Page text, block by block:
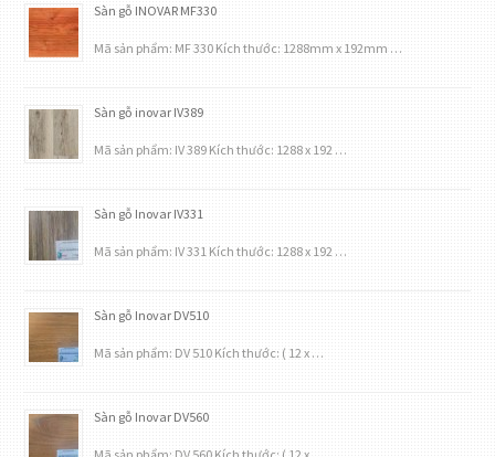
Sàn gỗ INOVAR MF330
Mã sản phẩm: MF 330 Kích thước: 1288mm x 192mm …
Sàn gỗ inovar IV389
Mã sản phẩm: IV 389 Kích thước: 1288 x 192 …
Sàn gỗ Inovar IV331
Mã sản phẩm: IV 331 Kích thước: 1288 x 192 …
Sàn gỗ Inovar DV510
Mã sản phẩm: DV 510 Kích thước: ( 12 x …
Sàn gỗ Inovar DV560